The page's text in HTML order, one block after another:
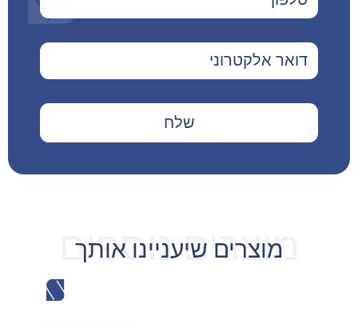
מוצרים שיעניינו אותך
מוצרים נוספים